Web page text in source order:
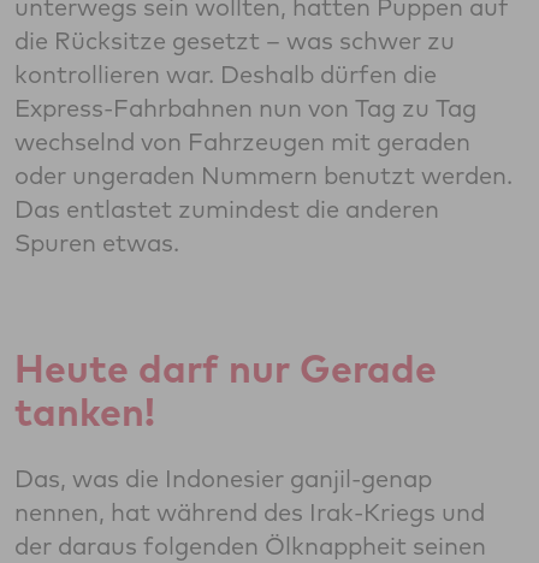
unterwegs sein wollten, hatten Puppen auf
die Rücksitze gesetzt – was schwer zu
kontrollieren war. Deshalb dürfen die
Express-Fahrbahnen nun von Tag zu Tag
wechselnd von Fahrzeugen mit geraden
oder ungeraden Nummern benutzt werden.
Das entlastet zumindest die anderen
Spuren etwas.
Heute darf nur Gerade
tanken!
Das, was die Indonesier ganjil-genap
nennen, hat während des Irak-Kriegs und
der daraus folgenden Ölknappheit seinen